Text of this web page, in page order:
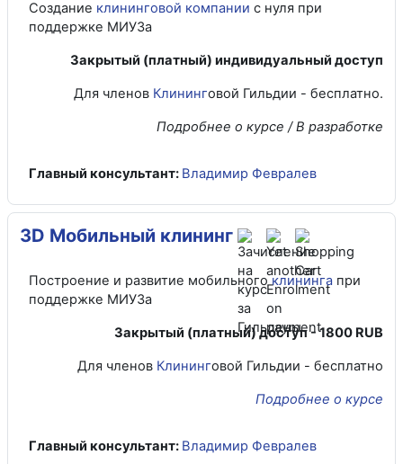
Создание клининговой компании с нуля при
поддержке МИУЗа
Закрытый (платный) индивидуальный доступ
Для членов Клининговой Гильдии - бесплатно.
Подробнее о курсе / В разработке
Главный консультант: Владимир Февралев
3D Мобильный клининг
Построение и развитие мобильногоклининга при
поддержке МИУЗа
Закрытый (платный) доступ - 1800 RUB
Для членов Клининговой Гильдии - бесплатно
Подробнее о курсе
Главный консультант: Владимир Февралев